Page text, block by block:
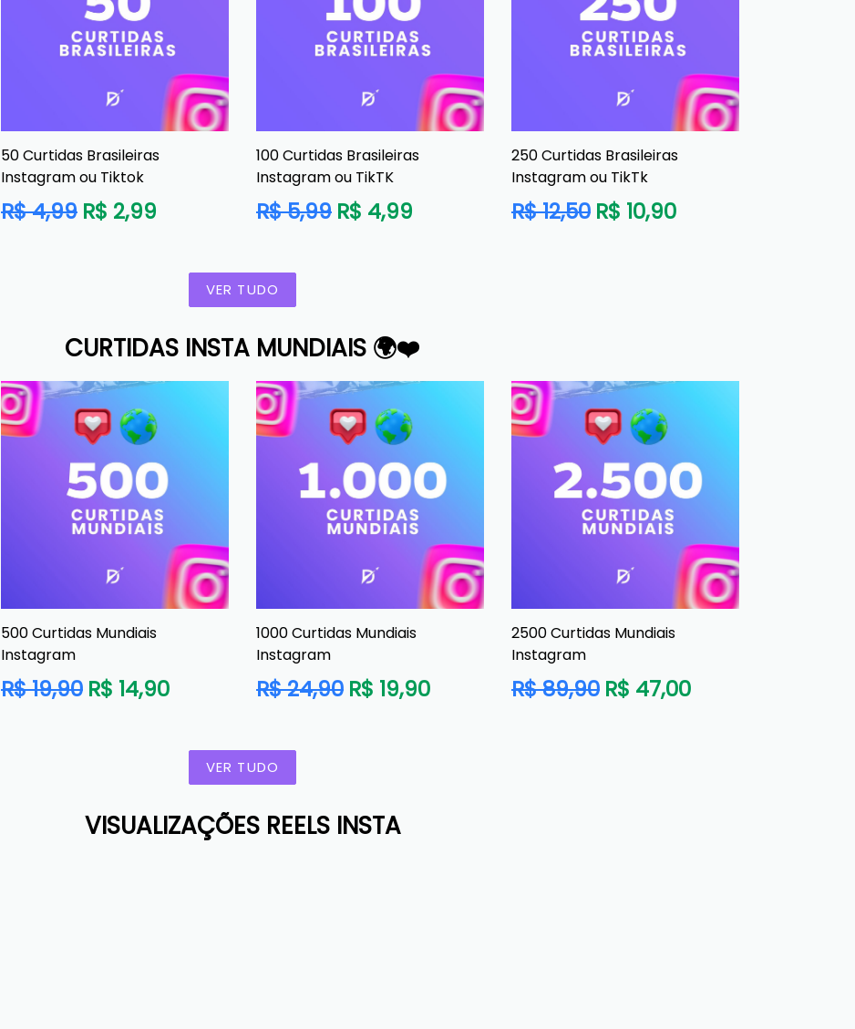
50 Curtidas Brasileiras
Instagram ou Tiktok
Preço
normal
R$ 4,99 R$ 2,99
100 Curtidas Brasileiras
Instagram ou TikTK
Preço
normal
R$ 5,99 R$ 4,99
250 Curtidas Brasileiras
Instagram ou TikTk
Preço
normal
R$ 12,50 R$ 10,90
VER TUDO
CURTIDAS INSTA MUNDIAIS 🌍❤️
500 Curtidas Mundiais
Instagram
Preço
normal
R$ 19,90 R$ 14,90
1000 Curtidas Mundiais
Instagram
Preço
R$ 24,90 R$ 19,90
2500 Curtidas Mundiais
Instagram
Preço
R$ 89,90 R$ 47,00
VER TUDO
VISUALIZAÇÕES REELS INSTA